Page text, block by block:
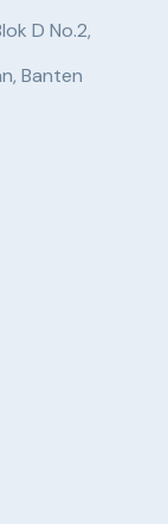
D No.2,
Banten